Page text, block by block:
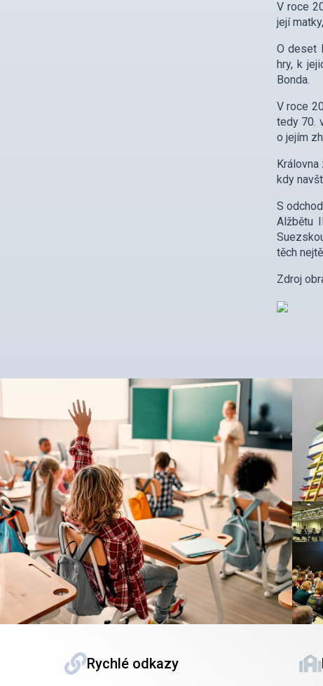
V roce
její
O deset
hry, k
Bonda.
V roce
tedy 70.
o jejím
kdy
S
Alžbětu
těch
Zdroj
Rychlé odkazy